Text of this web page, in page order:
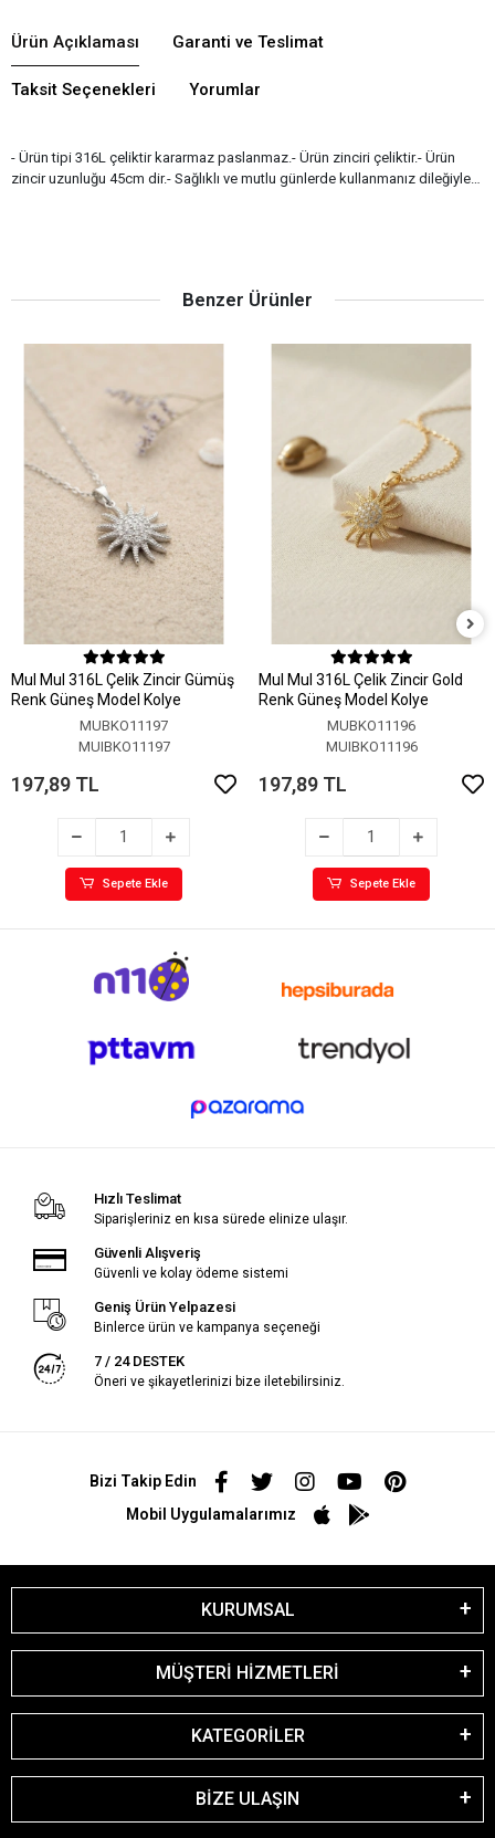
Ürün Açıklaması Garanti ve Teslimat
Taksit Seçenekleri Yorumlar
- Ürün tipi 316L çeliktir kararmaz paslanmaz.- Ürün zinciri çeliktir.- Ürün
zincir uzunluğu 45cm dir.- Sağlıklı ve mutlu günlerde kullanmanız dileğiyle…
Benzer Ürünler
MuI MuI 316L Çelik Zincir Gümüş
Renk Güneş Model Kolye
MUBKO11197
MUIBKO11197
197,89 TL
Sepete Ekle
MuI MuI 316L Çelik Zincir Gold
Renk Güneş Model Kolye
MUBKO11196
MUIBKO11196
197,89 TL
Sepete Ekle
Hızlı Teslimat
Siparişleriniz en kısa sürede elinize ulaşır.
Güvenli Alışveriş
Güvenli ve kolay ödeme sistemi
Geniş Ürün Yelpazesi
Binlerce ürün ve kampanya seçeneği
7 / 24 DESTEK
Öneri ve şikayetlerinizi bize iletebilirsiniz.
Bizi Takip Edin
Mobil Uygulamalarımız
KURUMSAL
MÜŞTERİ HİZMETLERİ
KATEGORİLER
BİZE ULAŞIN